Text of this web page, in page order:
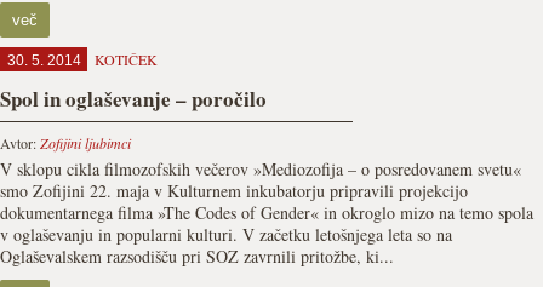
več
30. 5. 2014 KOTIČEK
Spol in oglaševanje – poročilo
Avtor:Zofijini ljubimci
V sklopu cikla filmozofskih večerov »Mediozofija – o posredovanem svetu«
smo Zofijini 22. maja v Kulturnem inkubatorju pripravili projekcijo
dokumentarnega filma »The Codes of Gender« in okroglo mizo na temo spola
v oglaševanju in popularni kulturi. V začetku letošnjega leta so na
Oglaševalskem razsodišču pri SOZ zavrnili pritožbe, ki...